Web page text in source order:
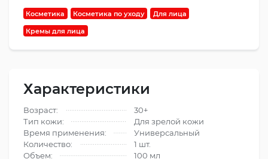
Косметика Косметика по уходу Для лица
Кремы для лица
Характеристики
Возраст:
30+
Тип кожи:
Для зрелой кожи
Время применения:
Универсальный
Количество:
1 шт.
Объем:
100 мл